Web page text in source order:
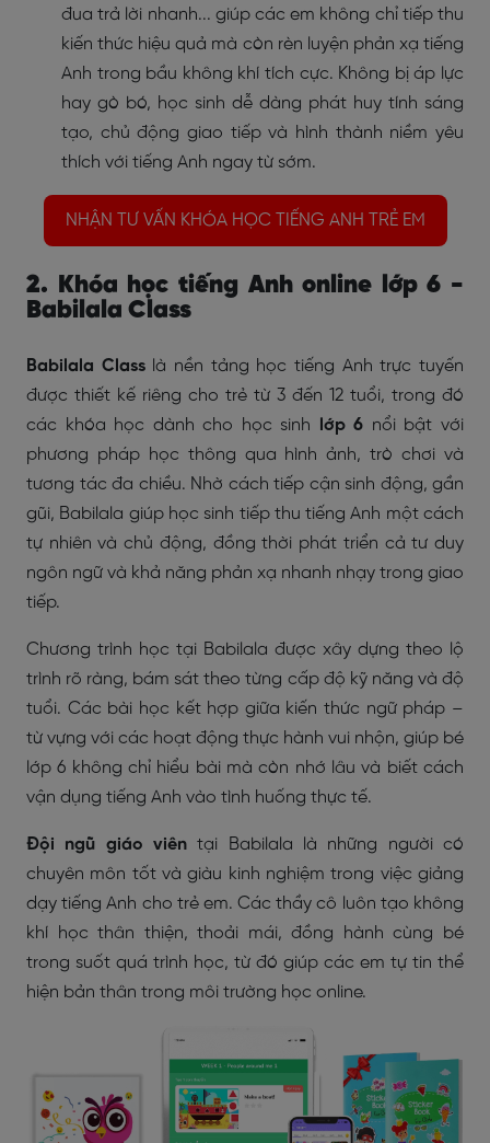
đua trả lời nhanh... giúp các em không chỉ tiếp thu
kiến thức hiệu quả mà còn rèn luyện phản xạ tiếng
Anh trong bầu không khí tích cực. Không bị áp lực
hay gò bó, học sinh dễ dàng phát huy tính sáng
tạo, chủ động giao tiếp và hình thành niềm yêu
thích với tiếng Anh ngay từ sớm.
NHẬN TƯ VẤN KHÓA HỌC TIẾNG ANH TRẺ EM
2. Khóa học tiếng Anh online lớp 6 -
Babilala Class
Babilala Classlà nền tảng học tiếng Anh trực tuyến
được thiết kế riêng cho trẻ từ 3 đến 12 tuổi, trong đó
các khóa học dành cho học sinh
lớp 6 nổi bật với
phương pháp học thông qua hình ảnh, trò chơi và
tương tác đa chiều. Nhờ cách tiếp cận sinh động, gần
gũi, Babilala giúp học sinh tiếp thu tiếng Anh một cách
tự nhiên và chủ động, đồng thời phát triển cả tư duy
ngôn ngữ và khả năng phản xạ nhanh nhạy trong giao
tiếp.
Chương trình học tại Babilala được xây dựng theo lộ
trình rõ ràng, bám sát theo từng cấp độ kỹ năng và độ
tuổi. Các bài học kết hợp giữa kiến thức ngữ pháp –
từ vựng với các hoạt động thực hành vui nhộn, giúp bé
lớp 6 không chỉ hiểu bài mà còn nhớ lâu và biết cách
vận dụng tiếng Anh vào tình huống thực tế.
Đội ngũ giáo viên tại Babilala là những người có
chuyên môn tốt và giàu kinh nghiệm trong việc giảng
dạy tiếng Anh cho trẻ em. Các thầy cô luôn tạo không
khí học thân thiện, thoải mái, đồng hành cùng bé
trong suốt quá trình học, từ đó giúp các em tự tin thể
hiện bản thân trong môi trường học online.